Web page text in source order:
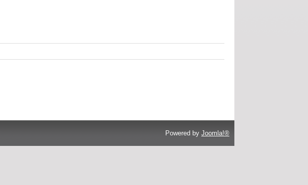
Powered by Joomla!®